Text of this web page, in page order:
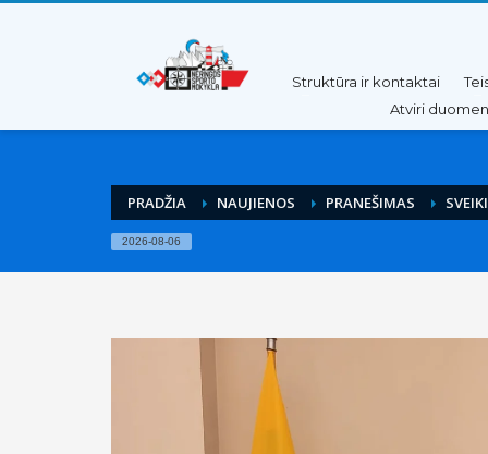
Pereiti
Pereiti
Struktūra ir kontaktai
Atviri
PRADŽIA NAUJIENOS PRANEŠIMAS
2026-08-06